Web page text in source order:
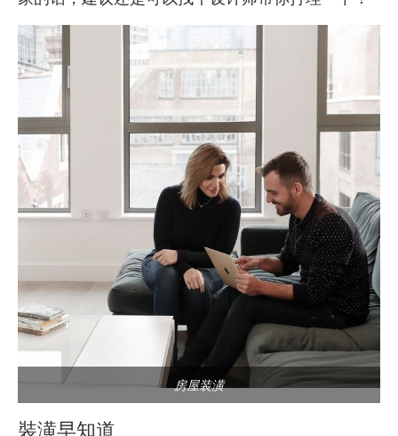
房屋装潢
裝潢早知道